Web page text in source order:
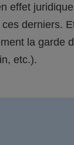
effet
derniers.
la garde
etc.).